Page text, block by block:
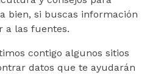
bien, si buscas información
a las fuentes.
contigo algunos sitios
datos que te ayudarán